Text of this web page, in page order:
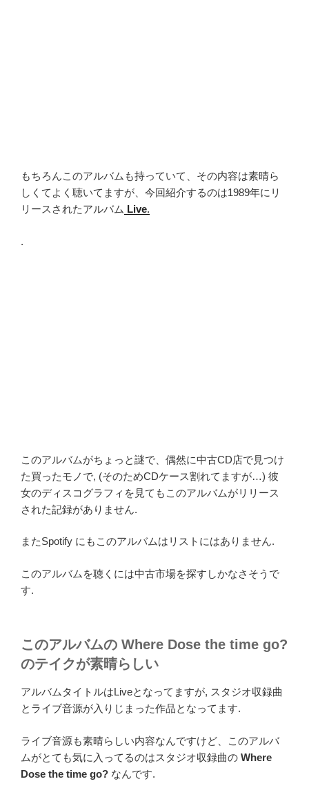
もちろんこのアルバムも持っていて、その内容は素晴ら
しくてよく聴いてますが、今回紹介するのは1989年にリ
リースされたアルバム Live.
.
このアルバムがちょっと謎で、偶然に中古CD店で見つけ
た買ったモノで, (そのためCDケース割れてますが…) 彼
女のディスコグラフィを見てもこのアルバムがリリース
された記録がありません.
またSpotify にもこのアルバムはリストにはありません.
このアルバムを聴くには中古市場を探すしかなさそうで
す.
このアルバムの Where Dose the time go?
のテイクが素晴らしい
アルバムタイトルはLiveとなってますが, スタジオ収録曲
とライブ音源が入りじまった作品となってます.
ライブ音源も素晴らしい内容なんですけど、このアルバ
ムがとても気に入ってるのはスタジオ収録曲の Where
Dose the time go? なんです.